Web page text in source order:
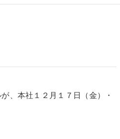
、本社１２月１７日（金）・